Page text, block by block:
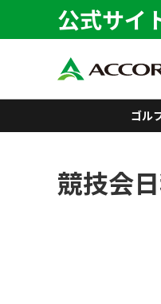
公式サイ
ゴル
競技会